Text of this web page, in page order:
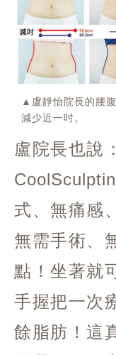
▲盧靜怡院長的腰
減少近一吋。
盧院長也說
式、無痛感
無需手術、
點！坐著就
手握把一次
餘脂肪！這